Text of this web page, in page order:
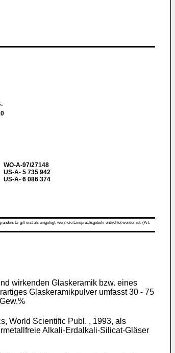
WO-A-97/27148
US-A- 5 735 942
US-A- 6 086 374
Er gilt erst als eingelegt, wenn die Einspruchsgebühr entrichtet worden ist. (Art.
wirkenden Glaskeramik bzw. eines
Glaskeramikpulver umfasst 30 - 75
World Scientific Publ. , 1993, als
Alkali-Erdalkali-Silicat-Gläser